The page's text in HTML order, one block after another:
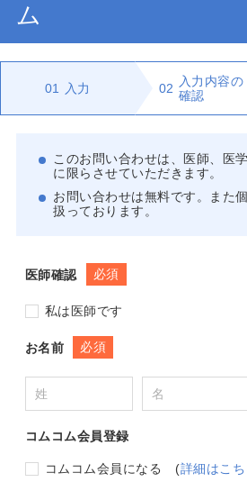
ム
01 入力 02 入力内容の
確認
このお問い合わせは、医師、医
に限らさせていただきます。
お問い合わせは無料です。また
扱っております。
医師確認 必須
私は医師です
お名前 必須
コムコム会員登録
コムコム会員になる (詳細はこち